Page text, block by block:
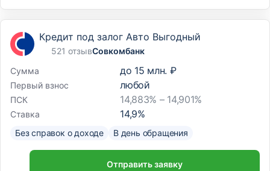
Кредит под залог Авто Выгодный
521 отзывСовкомбанк
Сумма
до 15 млн. ₽
Первый взнос любой
ПСК 14,883% – 14,901%
Ставка 14,9%
Без справок о доходе В день обращения
Отправить заявку